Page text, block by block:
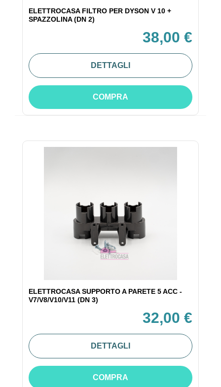
ELETTROCASA FILTRO PER DYSON V 10 +
SPAZZOLINA (DN 2)
38,00 €
DETTAGLI
COMPRA
ELETTROCASA SUPPORTO A PARETE 5 ACC -
V7/V8/V10/V11 (DN 3)
32,00 €
DETTAGLI
COMPRA